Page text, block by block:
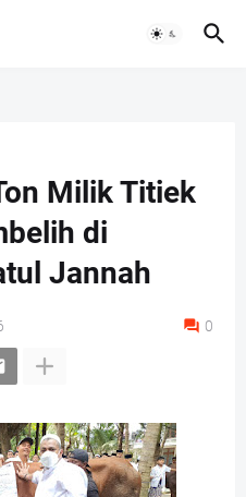
Milik Titiek
di
Jannah
0